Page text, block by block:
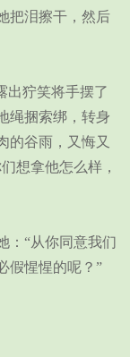
把泪擦干，然后
狞笑将手摆了
绳捆索绑，转身
的谷雨，又悔又
想拿他怎么样，
“从你同意我们
假惺惺的呢？”